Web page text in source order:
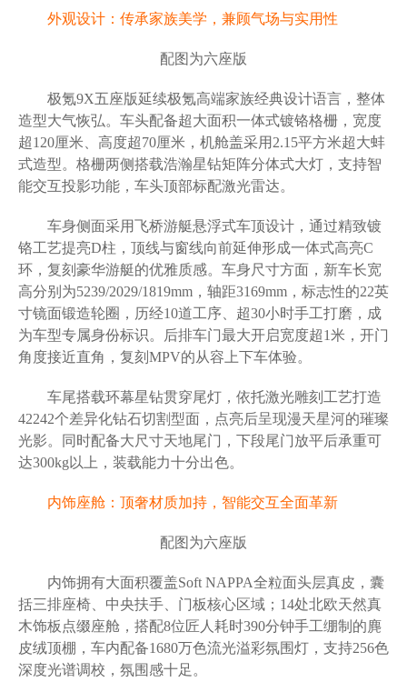
外观设计：传承家族美学，兼顾气场与实用性
配图为六座版
极氪9X五座版延续极氪高端家族经典设计语言，整体
造型大气恢弘。车头配备超大面积一体式镀铬格栅，宽度
超120厘米、高度超70厘米，机舱盖采用2.15平方米超大蚌
式造型。格栅两侧搭载浩瀚星钻矩阵分体式大灯，支持智
能交互投影功能，车头顶部标配激光雷达。
车身侧面采用飞桥游艇悬浮式车顶设计，通过精致镀
铬工艺提亮D柱，顶线与窗线向前延伸形成一体式高亮C
环，复刻豪华游艇的优雅质感。车身尺寸方面，新车长宽
高分别为5239/2029/1819mm，轴距3169mm，标志性的22英
寸镜面锻造轮圈，历经10道工序、超30小时手工打磨，成
为车型专属身份标识。后排车门最大开启宽度超1米，开门
角度接近直角，复刻MPV的从容上下车体验。
车尾搭载环幕星钻贯穿尾灯，依托激光雕刻工艺打造
42242个差异化钻石切割型面，点亮后呈现漫天星河的璀璨
光影。同时配备大尺寸天地尾门，下段尾门放平后承重可
达300kg以上，装载能力十分出色。
内饰座舱：顶奢材质加持，智能交互全面革新
配图为六座版
内饰拥有大面积覆盖Soft NAPPA全粒面头层真皮，囊
括三排座椅、中央扶手、门板核心区域；14处北欧天然真
木饰板点缀座舱，搭配8位匠人耗时390分钟手工绷制的麂
皮绒顶棚，车内配备1680万色流光溢彩氛围灯，支持256色
深度光谱调校，氛围感十足。